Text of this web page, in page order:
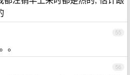
55
。
56